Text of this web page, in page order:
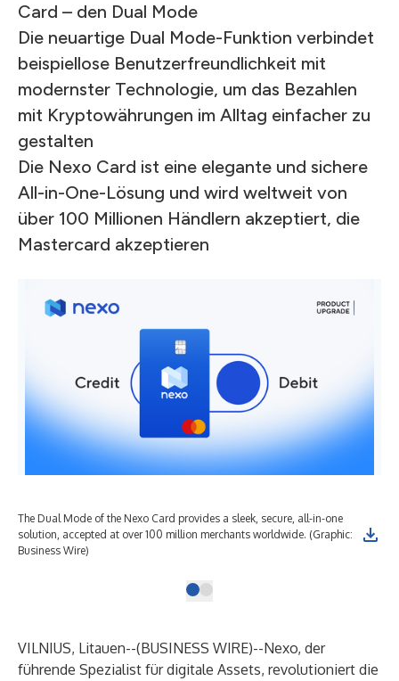
Card – den Dual Mode
Die neuartige Dual Mode-Funktion verbindet
beispiellose Benutzerfreundlichkeit mit
modernster Technologie, um das Bezahlen
mit Kryptowährungen im Alltag einfacher zu
gestalten
Die Nexo Card ist eine elegante und sichere
All-in-One-Lösung und wird weltweit von
über 100 Millionen Händlern akzeptiert, die
Mastercard akzeptieren
The Dual Mode of the Nexo Card provides a sleek, secure, all-in-one
solution, accepted at over 100 million merchants worldwide. (Graphic:
Business Wire)
VILNIUS, Litauen--(BUSINESS WIRE)--Nexo, der
führende Spezialist für digitale Assets, revolutioniert die